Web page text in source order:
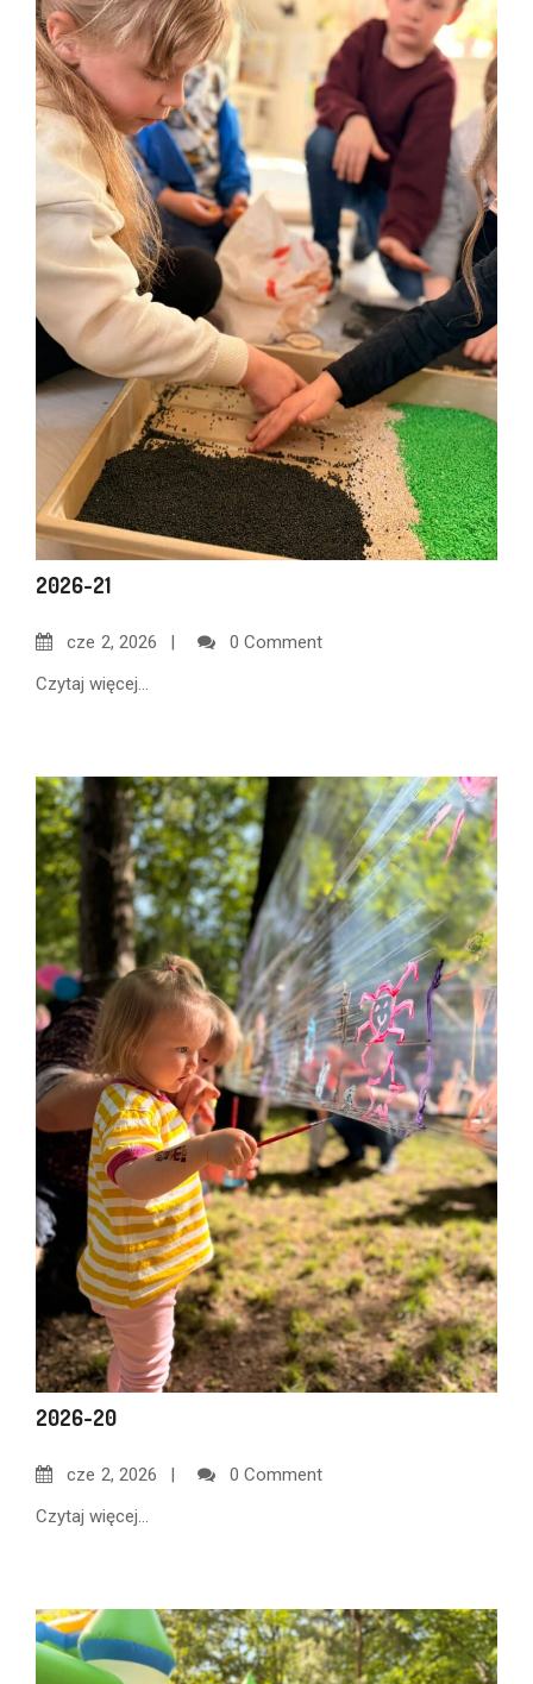
2026-21
cze 2, 2026
0 Comment
Czytaj więcej...
2026-20
cze 2, 2026
0 Comment
Czytaj więcej...